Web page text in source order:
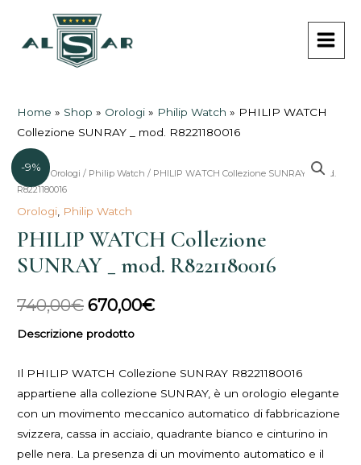
contenuto
Home » Shop » Orologi » Philip Watch » PHILIP WATCH
Collezione SUNRAY _ mod. R8221180016
-9%
Home /Orologi / Philip Watch / PHILIP WATCH Collezione SUNRAY _ mod.
R8221180016
Orologi Philip Watch
PHILIP WATCH Collezione
SUNRAY _ mod. R8221180016
740,00€
Il
prezzo
originale
era:
740,00€.
670,00€
Il
attuale
è:
670,00€.
Descrizione prodotto
Il PHILIP WATCH Collezione SUNRAY R8221180016
appartiene alla collezione SUNRAY, è un orologio elegante
con un movimento meccanico automatico di fabbricazione
svizzera, cassa in acciaio, quadrante bianco e cinturino in
pelle nera. La presenza di un movimento automatico e il